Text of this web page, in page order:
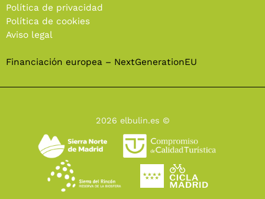
Política de privacidad
Política de cookies
Aviso legal
Financiación europea – NextGenerationEU
2026 elbulin.es ©